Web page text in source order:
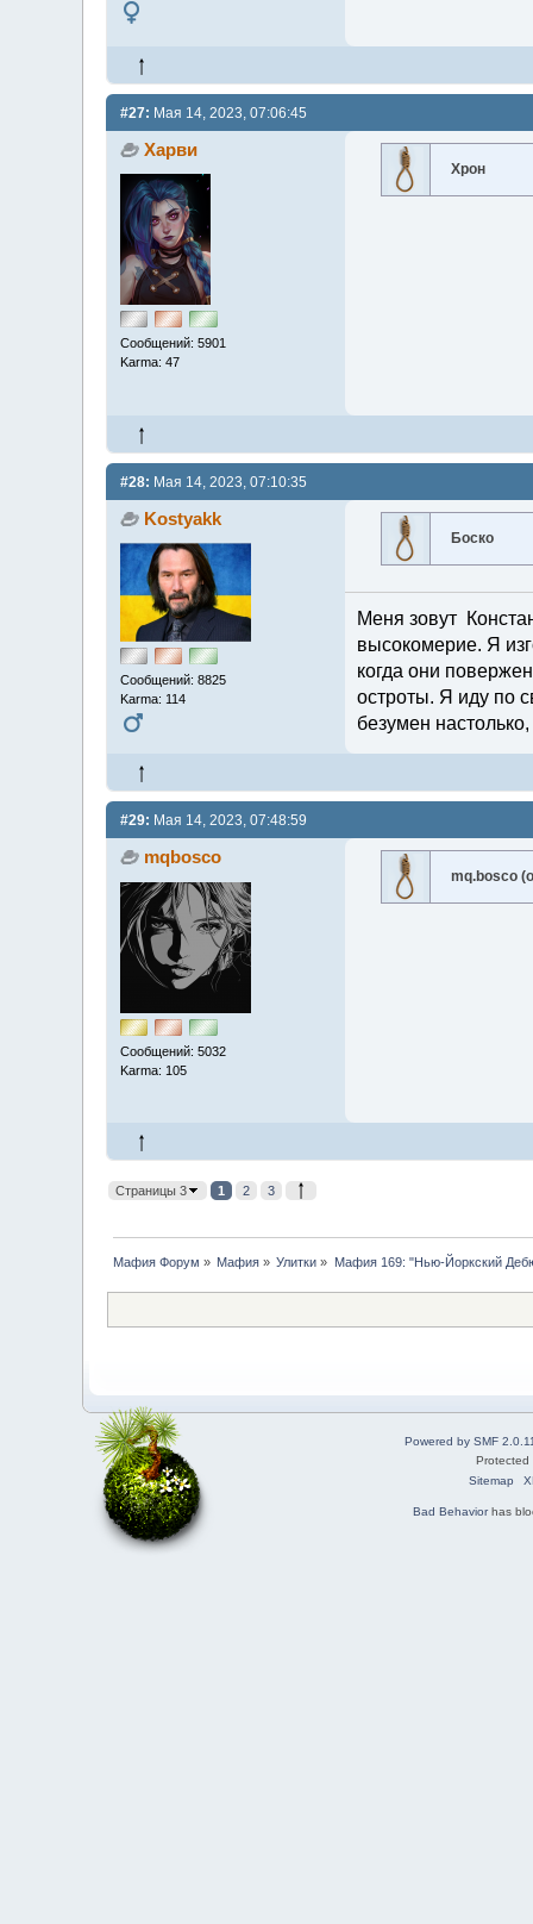
#27: Мая 14, 2023, 07:06:45
Харви
Сообщений: 5901
Karma: 47
Хрон
#28: Мая 14, 2023, 07:10:35
Kostyakk
Сообщений: 8825
Karma: 114
Боско
Меня зовут
высокомерие. Я
когда они
остроты. Я иду по
безумен
#29: Мая 14, 2023, 07:48:59
mqbosco
Сообщений: 5032
Karma: 105
mq.bosco
Страницы 3 1 2 3
Мафия Форум » Мафия » Улитки » Мафия 169: "Нью-Йоркский
Powered by SMF
Sitemap
Bad Behaviorhas